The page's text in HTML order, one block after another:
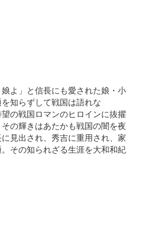
よ」と信長にも愛された娘・小
知らずして戦国は語れな
の戦国ロマンのヒロインに抜擢
輝きはあたかも戦国の闇を夜
見出され、秀吉に重用され、家
その知られざる生涯を大和和紀